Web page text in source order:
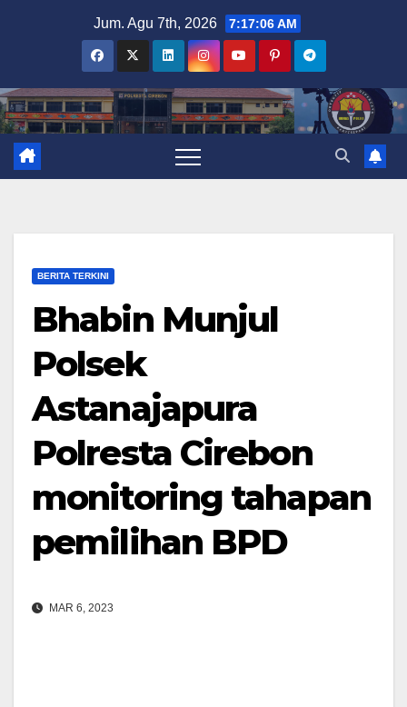
Jum. Agu 7th, 2026 7:17:07 AM
BERITA TERKINI
Bhabin Munjul
Polsek
Astanajapura
Polresta Cirebon
monitoring tahapan
pemilihan BPD
MAR 6, 2023